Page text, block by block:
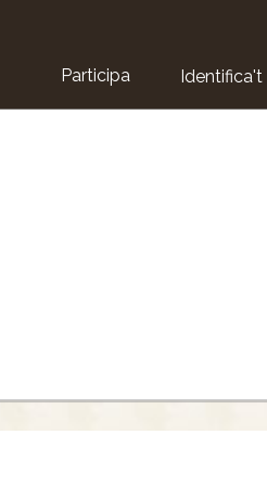
Participa Identifica't